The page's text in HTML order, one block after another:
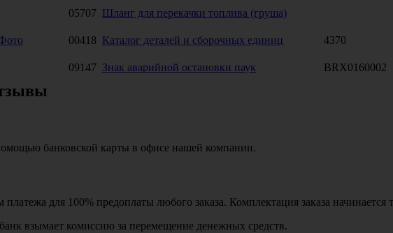
05707 Шланг для перекачки топлива (груша)
00418 Каталог деталей и сборочных единиц 4370
09147 Знак аварийной остановки паук BRX0160002
банковской карты в офисе нашей компании.
для 100% предоплаты любого заказа. Комплектация заказа
взымает комиссию за перемещение денежных средств.